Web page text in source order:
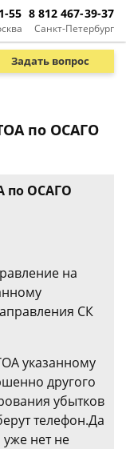
55
Санкт-Петербург
8 812 467-39-37
Задать вопрос
по ОСАГО
по ОСАГО
на
СК
указанному
другого
убытков
телефон.Да
нет не